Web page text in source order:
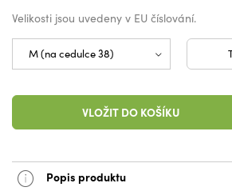
Velikosti jsou uvedeny v EU číslování.
VLOŽIT DO KOŠÍKU
Popis produktu